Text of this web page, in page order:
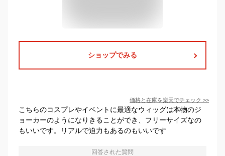
ショップでみる
価格と在庫を楽天でチェック >>
こちらのコスプレやイベントに最適なウィッグは本物のジ
ョーカーのようになりきることができ、フリーサイズなの
もいいです。リアルで迫力もあるのもいいです
回答された質問